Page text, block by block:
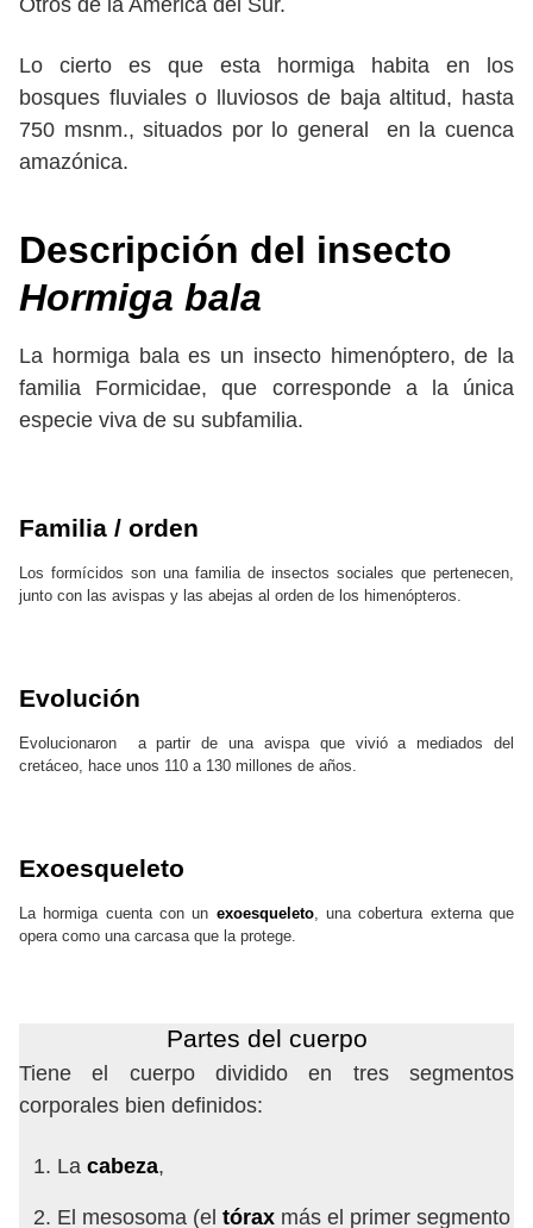
Lo cierto es que esta hormiga habita en los
bosques fluviales o lluviosos de baja altitud, hasta
750 msnm., situados por lo general en la cuenca
amazónica.
Descripción del insecto
Hormiga bala
La hormiga bala es un insecto himenóptero, de la
familia Formicidae, que corresponde a la única
especie viva de su subfamilia.
Familia / orden
Los formícidos son una familia de insectos sociales que pertenecen,
junto con las avispas y las abejas al orden de los himenópteros.
Evolución
Evolucionaron a partir de una avispa que vivió a mediados del
cretáceo, hace unos 110 a 130 millones de años.
Exoesqueleto
La hormiga cuenta con un exoesqueleto, una cobertura externa que
opera como una carcasa que la protege.
Partes del cuerpo
Tiene el cuerpo dividido en tres segmentos
corporales bien definidos:
La cabeza,
El mesosoma (el tórax más el primer segmento